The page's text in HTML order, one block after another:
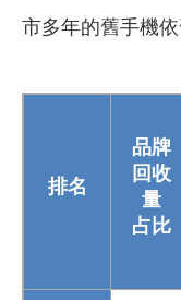
市多年的舊手機依
排名
品牌
回收
量
占比